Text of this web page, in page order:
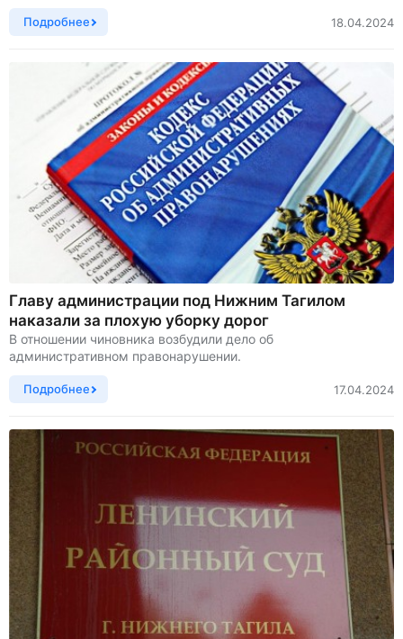
Подробнее 18.04.2024
Главу администрации под Нижним Тагилом
наказали за плохую уборку дорог
В отношении чиновника возбудили дело об
административном правонарушении.
Подробнее 17.04.2024